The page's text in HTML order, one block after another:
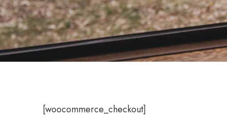
[woocommerce_checkout]